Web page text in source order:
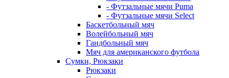
- Футзальные мячи Puma
- Футзальные мячи Select
Баскетбольный мяч
Волейбольный мяч
Гандбольный мяч
Мяч для американского футбола
Сумки, Рюкзаки
Рюкзаки